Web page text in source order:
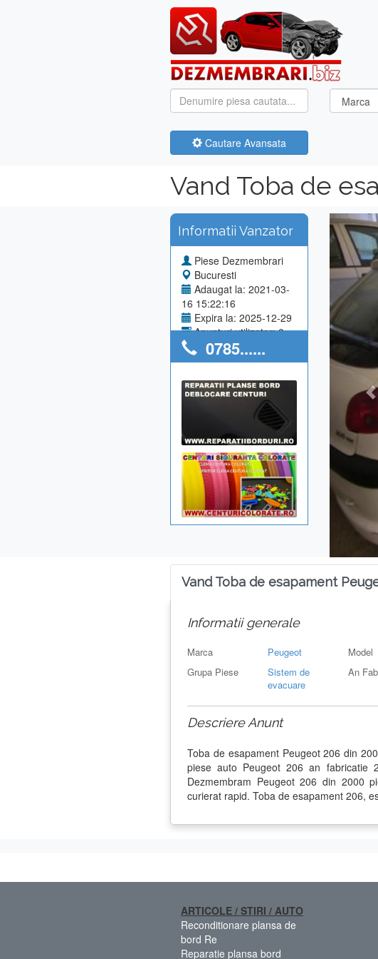
Cautare Avansata
Vand Toba de
Informatii Vanzator
Piese Dezmembrari
Bucuresti
Adaugat la: 2021-03-
16 15:22:16
Expira la: 2025-12-29
Anunturi utilizator: 0
0785......
Vand Toba de esapament
Informatii generale
Marca Peugeot Model
Grupa Piese
Sistem de
evacuare
An
Descriere Anunt
Toba de esapament Peugeot 206 din
piese auto Peugeot 206 an fabricatie
Dezmembram Peugeot 206 din 2000
curierat rapid. Toba de esapament 206,
ARTICOLE / STIRI / AUTO
Reconditionare plansa de
bord Re
Reparatie plansa bord